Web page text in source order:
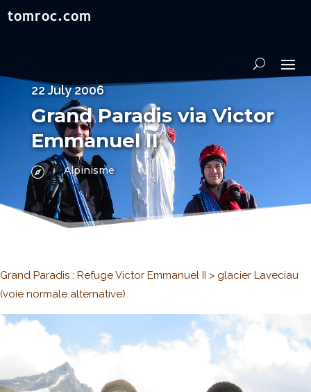
22 July 2006
Grand Paradis via Victor
Emmanuel II
 Alpinisme
Grand Paradis : Refuge Victor Emmanuel II > glacier Laveciau
(voie normale alternative)